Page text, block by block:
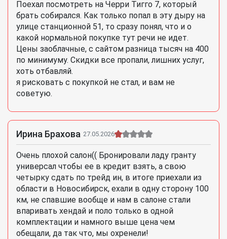
Поехал посмотреть на Черри Тигго 7, который
брать собирался. Как только попал в эту дыру на
улице станционной 51, то сразу понял, что и о
какой нормальной покупке тут речи не идет.
Цены заоблачные, с сайтом разница тысяч на 400
по минимуму. Скидки все пропали, лишних услуг,
хоть отбавляй.
я рисковать с покупкой не стал, и вам не
советую.
Ирина Брахова 27.05.2026
Очень плохой салон(( Бронировали ладу гранту
универсал чтобы ее в кредит взять, а свою
четырку сдать по трейд ин, в итоге приехали из
области в Новосибирск, ехали в одну сторону 100
км, не спавшие вообще и нам в салоне стали
впаривать хендай и поло только в одной
комплектации и намного выше цена чем
обещали, да так что, мы охренели!